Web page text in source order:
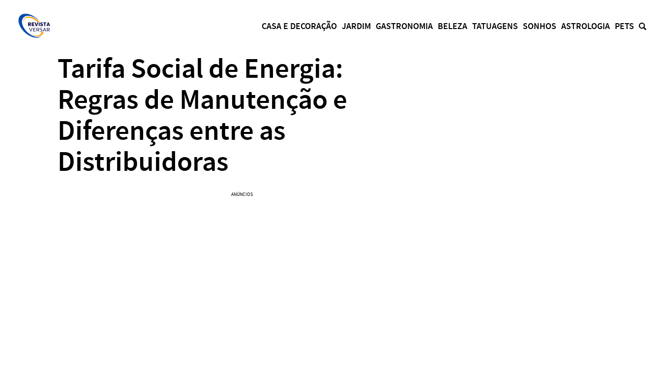
CASA E DECORAÇÃO JARDIM GASTRONOMIA BELEZA TATUAGENS SONHOS ASTROLOGIA PETS
Tarifa Social de Energia:
Regras de Manutenção e
Diferenças entre as
Distribuidoras
ANÚNCIOS